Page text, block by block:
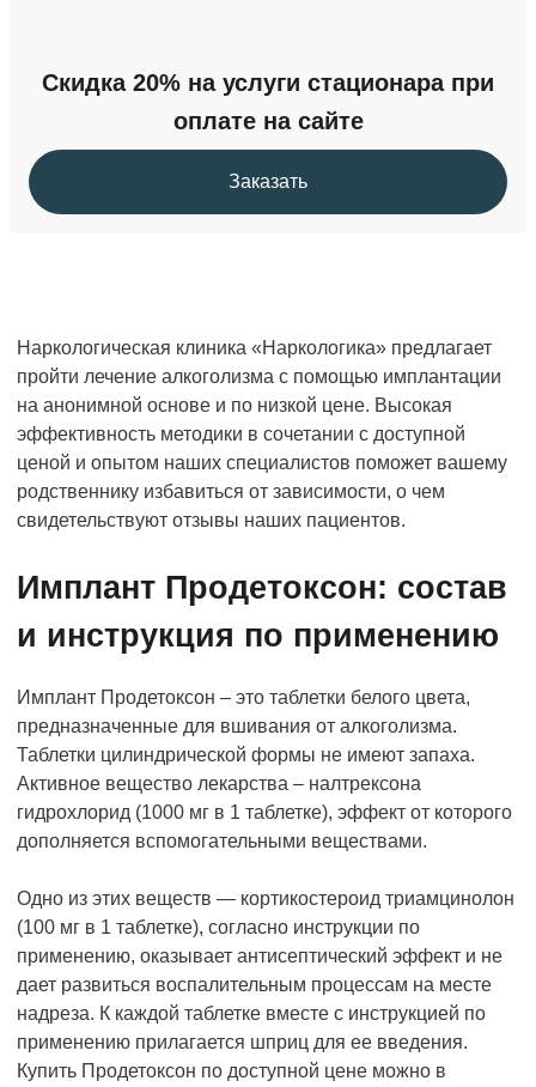
Скидка 20% на услуги стационара при
оплате на сайте
Заказать
Наркологическая клиника «Наркологика» предлагает
пройти лечение алкоголизма с помощью имплантации
на анонимной основе и по низкой цене. Высокая
эффективность методики в сочетании с доступной
ценой и опытом наших специалистов поможет вашему
родственнику избавиться от зависимости, о чем
свидетельствуют отзывы наших пациентов.
Имплант Продетоксон: состав
и инструкция по применению
Имплант Продетоксон – это таблетки белого цвета,
предназначенные для вшивания от алкоголизма.
Таблетки цилиндрической формы не имеют запаха.
Активное вещество лекарства – налтрексона
гидрохлорид (1000 мг в 1 таблетке), эффект от которого
дополняется вспомогательными веществами.
Одно из этих веществ — кортикостероид триамцинолон
(100 мг в 1 таблетке), согласно инструкции по
применению, оказывает антисептический эффект и не
дает развиться воспалительным процессам на месте
надреза. К каждой таблетке вместе с инструкцией по
применению прилагается шприц для ее введения.
Купить Продетоксон по доступной цене можно в